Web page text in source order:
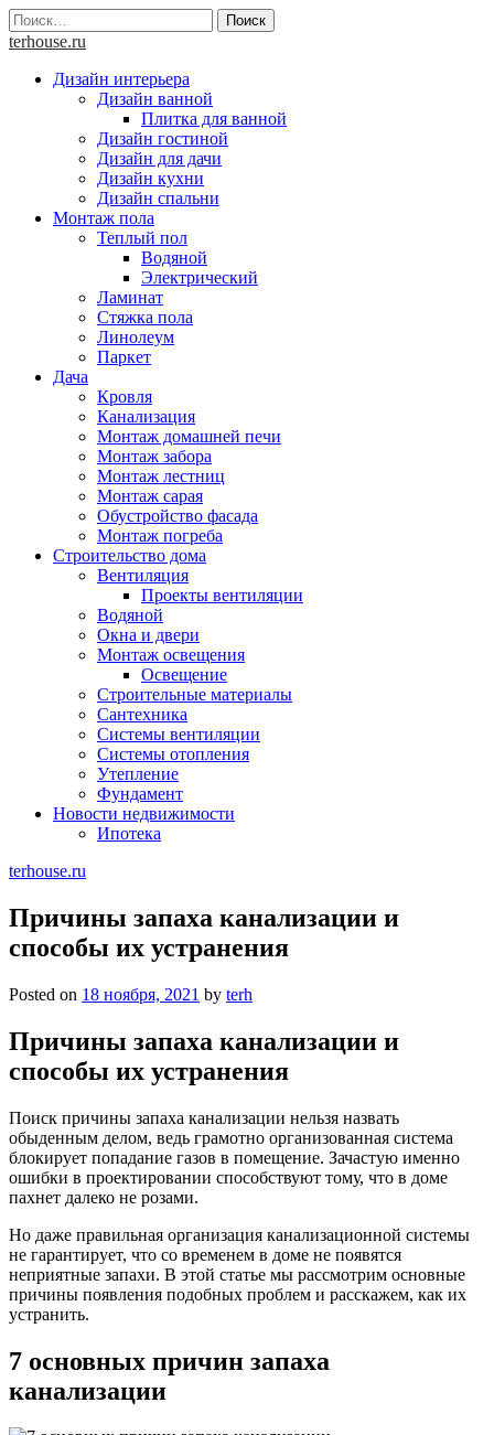
Skip
to
Найти:
terhouse.ru
Дизайн интерьера
Дизайн ванной
Плитка для ванной
Дизайн гостиной
Дизайн для дачи
Дизайн кухни
Дизайн спальни
Монтаж пола
Теплый пол
Водяной
Электрический
Ламинат
Стяжка пола
Линолеум
Паркет
Дача
Кровля
Канализация
Монтаж домашней печи
Монтаж забора
Монтаж лестниц
Монтаж сарая
Обустройство фасада
Монтаж погреба
Строительство дома
Вентиляция
Проекты вентиляции
Водяной
Окна и двери
Монтаж освещения
Освещение
Строительные материалы
Сантехника
Системы вентиляции
Системы отопления
Утепление
Фундамент
Новости недвижимости
Ипотека
terhouse.ru
Причины запаха канализации и
способы их устранения
Posted on 18 ноября, 2021 by terh
Причины запаха канализации и
способы их устранения
Поиск причины запаха канализации нельзя назвать
обыденным делом, ведь грамотно организованная система
блокирует попадание газов в помещение. Зачастую именно
ошибки в проектировании способствуют тому, что в доме
пахнет далеко не розами.
Но даже правильная организация канализационной системы
не гарантирует, что со временем в доме не появятся
неприятные запахи. В этой статье мы рассмотрим основные
причины появления подобных проблем и расскажем, как их
устранить.
7 основных причин запаха
канализации